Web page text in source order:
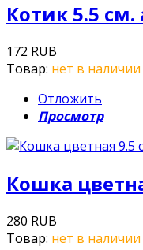
Котик 5.5 см.
172 RUB
Товар: нет в наличии
Отложить
Просмотр
Кошка
280 RUB
Товар: нет в наличии